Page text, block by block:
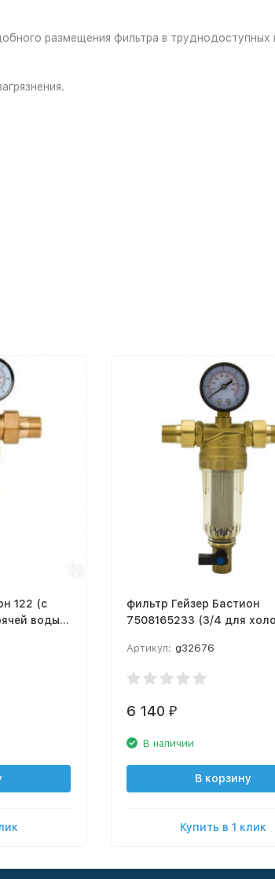
размещения фильтра в труднодоступных
122 (с
воды
фильтр Гейзер Бастион
7508165233 (3/4 для
Артикул: g32676
6 140 ₽
В наличии
В корзину
Купить в 1 клик